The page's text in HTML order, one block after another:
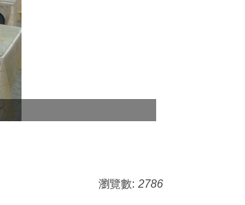
瀏覽數: 2786